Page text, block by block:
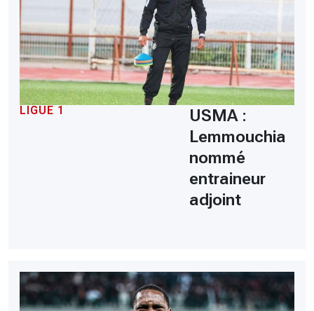
LIGUE 1
USMA :
Lemmouchia
nommé
entraineur
adjoint